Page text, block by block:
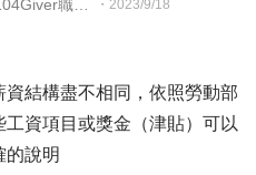
・ 2023/9/18
結構盡不相同，依照勞動部
資項目或獎金（津貼）可以
的說明